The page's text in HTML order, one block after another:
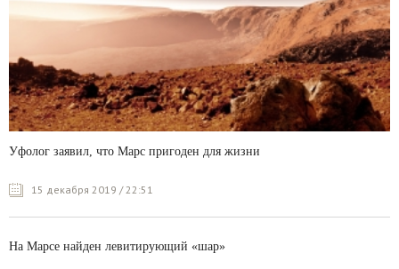
Уфолог заявил, что Марс пригоден для жизни
15 декабря 2019 / 22:51
На Марсе найден левитирующий «шар»